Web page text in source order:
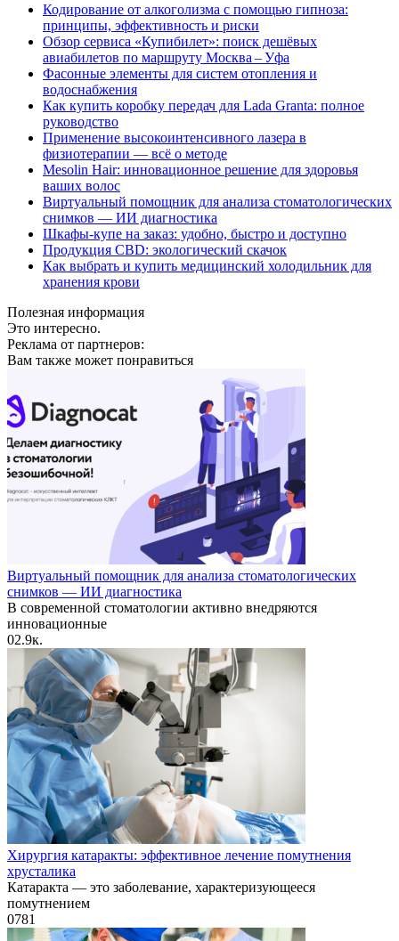
Кодирование от алкоголизма с помощью гипноза:
принципы, эффективность и риски
Обзор сервиса «Купибилет»: поиск дешёвых
авиабилетов по маршруту Москва – Уфа
Фасонные элементы для систем отопления и
водоснабжения
Как купить коробку передач для Lada Granta: полное
руководство
Применение высокоинтенсивного лазера в
физиотерапии — всё о методе
Mesolin Hair: инновационное решение для здоровья
ваших волос
Виртуальный помощник для анализа стоматологических
снимков — ИИ диагностика
Шкафы-купе на заказ: удобно, быстро и доступно
Продукция CBD: экологический скачок
Как выбрать и купить медицинский холодильник для
хранения крови
Полезная информация
Это интересно.
Реклама от партнеров:
Вам также может понравиться
Виртуальный помощник для анализа стоматологических
снимков — ИИ диагностика
В современной стоматологии активно внедряются
инновационные
02.9к.
Хирургия катаракты: эффективное лечение помутнения
хрусталика
Катаракта — это заболевание, характеризующееся
помутнением
0781